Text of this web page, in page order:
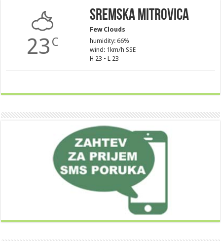
23 C
Sremska Mitrovica
Few Clouds
humidity: 66%
wind: 1km/h SSE
H 23 • L 23